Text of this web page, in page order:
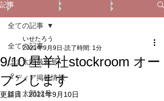
記事
全ての記事
はま太郎最新号
メディア掲載情報
はま太郎12号
全ての記事
9/10 星羊社stockroom オー
プンします
いせたろう
2021年9月9日 読了時間: 1分
更新日：2021年9月10日